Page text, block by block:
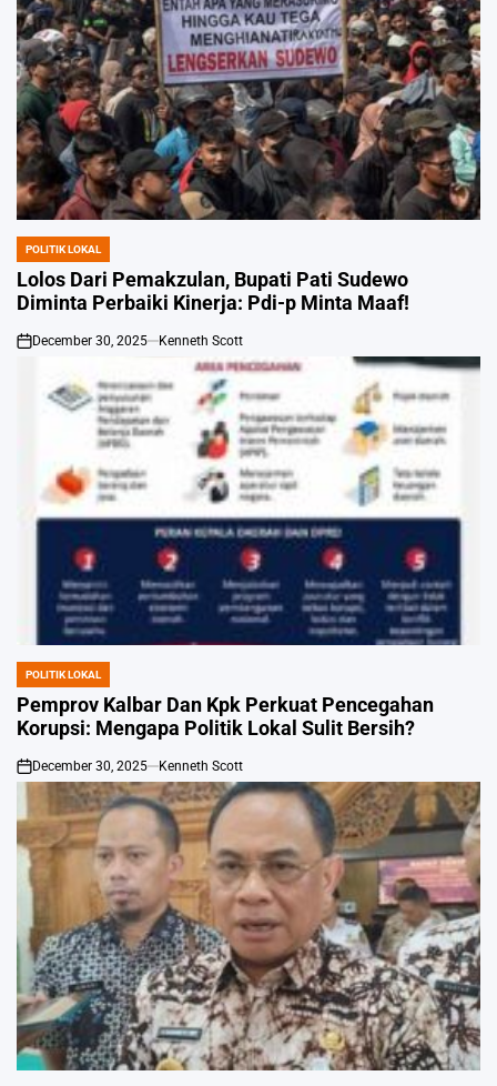
POSTED
IN
POLITIK LOKAL
Lolos Dari Pemakzulan, Bupati Pati Sudewo
Diminta Perbaiki Kinerja: Pdi-p Minta Maaf!
on
December 30, 2025 Kenneth Scott
POSTED
IN
POLITIK LOKAL
Pemprov Kalbar Dan Kpk Perkuat Pencegahan
Korupsi: Mengapa Politik Lokal Sulit Bersih?
on
December 30, 2025 Kenneth Scott